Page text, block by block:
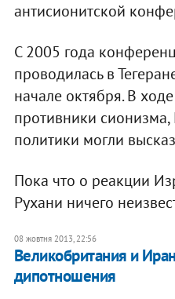
антисионитской
С 2005 года
проводилась в
начале октября. В
противники сионизма,
политики могли
Пока что о реакции
Рухани ничего
08 жовтня 2013, 22:56
Великобритания и
дипотношения